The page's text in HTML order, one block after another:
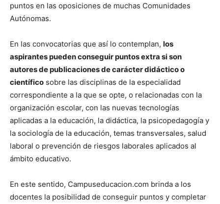
puntos en las oposiciones de muchas Comunidades
Autónomas.
En las convocatorias que así lo contemplan, los
aspirantes pueden conseguir puntos extra si son
autores de publicaciones de carácter didáctico o
científico sobre las disciplinas de la especialidad
correspondiente a la que se opte, o relacionadas con la
organización escolar, con las nuevas tecnologías
aplicadas a la educación, la didáctica, la psicopedagogía y
la sociología de la educación, temas transversales, salud
laboral o prevención de riesgos laborales aplicados al
ámbito educativo.
En este sentido, Campuseducacion.com brinda a los
docentes la posibilidad de conseguir puntos y completar